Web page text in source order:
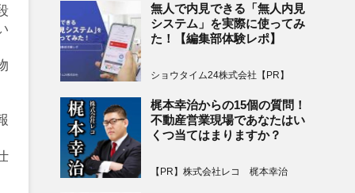
無人で内見できる「無人内見
システム」を実際に使ってみ
た！【編集部体験レポ】
ショウタイム24株式会社【PR】
梶本幸治からの15個の質問！
不動産営業現場であなたはい
くつ当てはまりますか？
【PR】株式会社レコ 梶本幸治